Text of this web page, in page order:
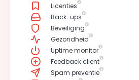
Licenties
Back-ups
Beveiliging
Gezondheid
Uptime monitor
Feedback client
Spam preventie